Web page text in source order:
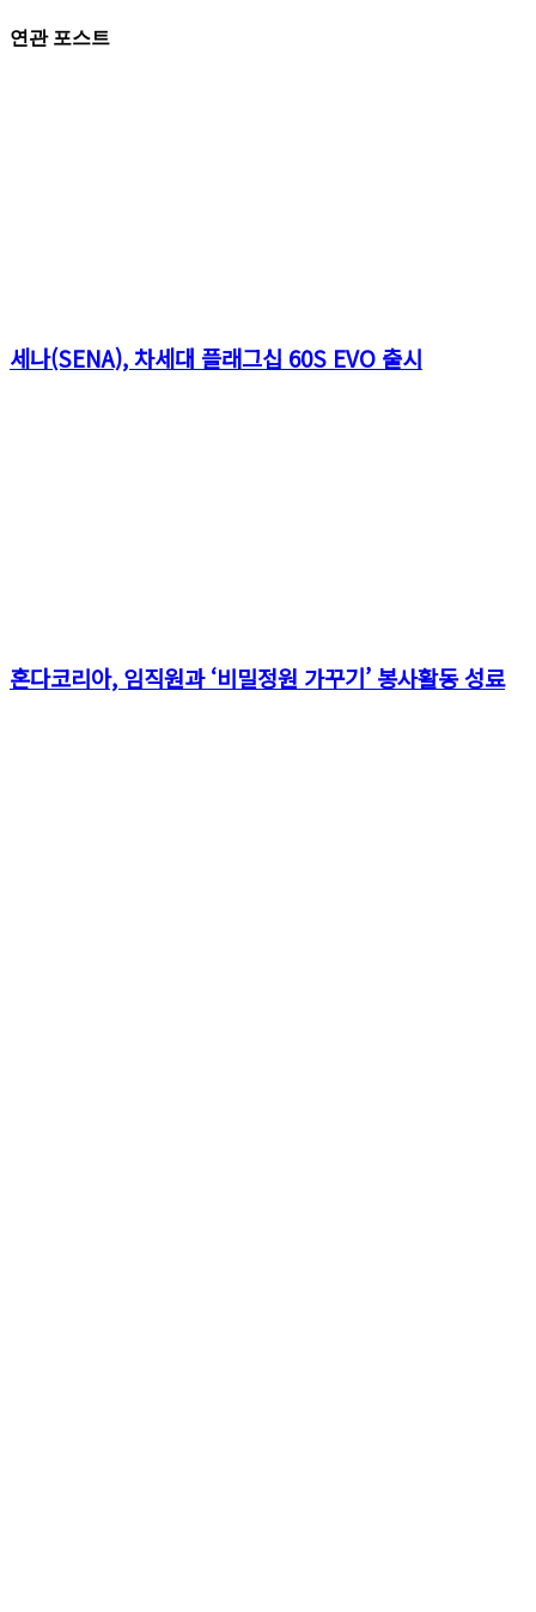
연관 포스트
세나(SENA), 차세대 플래그십 60S EVO 출시
혼다코리아, 임직원과 ‘비밀정원 가꾸기’ 봉사활동 성료